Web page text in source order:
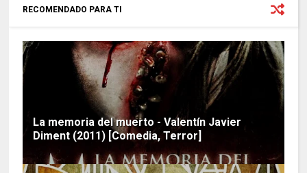
RECOMENDADO PARA TI
La memoria del muerto - Valentín Javier
Diment (2011) [Comedia, Terror]